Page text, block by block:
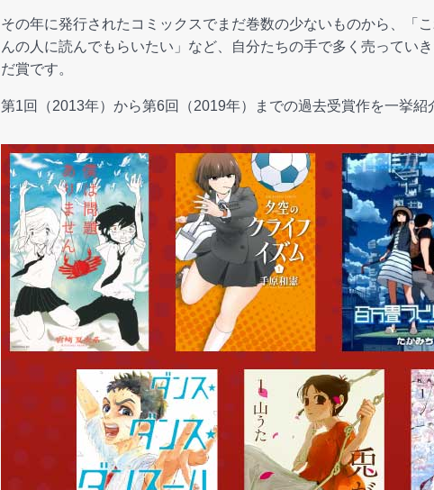
その年に発行されたコミックスでまだ巻数の少ないものから、「
んの人に読んでもらいたい」など、自分たちの手で多く売ってい
だ賞です。
第1回（2013年）から第6回（2019年）までの過去受賞作を一挙紹